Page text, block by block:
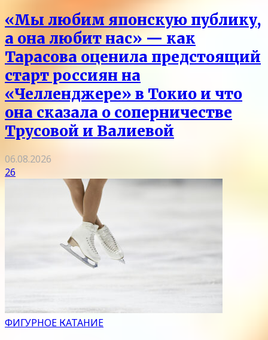
«Мы любим японскую публику,
а она любит нас» — как
Тарасова оценила предстоящий
старт россиян на
«Челленджере» в Токио и что
она сказала о соперничестве
Трусовой и Валиевой
06.08.2026
26
ФИГУРНОЕ КАТАНИЕ